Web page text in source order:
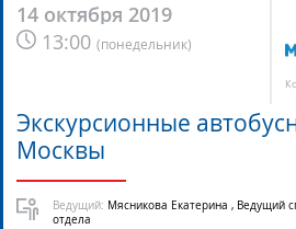
14 октября 2019
13:00 (понедельник)
Экскурсионные
Москвы
Ведущий: Мясникова Екатерина , Ведущий
отдела